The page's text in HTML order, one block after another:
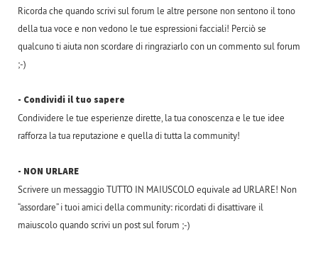
Ricorda che quando scrivi sul forum le altre persone non sentono il tono
della tua voce e non vedono le tue espressioni facciali! Perciò se
qualcuno ti aiuta non scordare di ringraziarlo con un commento sul forum
;-)
- Condividi il tuo sapere
Condividere le tue esperienze dirette, la tua conoscenza e le tue idee
rafforza la tua reputazione e quella di tutta la community!
- NON URLARE
Scrivere un messaggio TUTTO IN MAIUSCOLO equivale ad URLARE! Non
“assordare” i tuoi amici della community: ricordati di disattivare il
maiuscolo quando scrivi un post sul forum ;-)